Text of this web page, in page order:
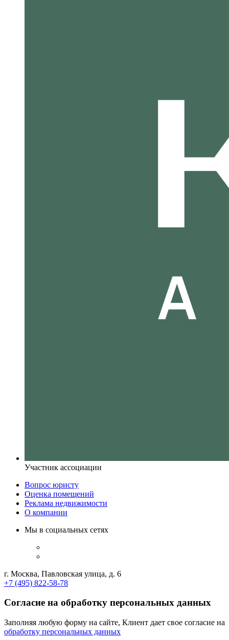
Участник ассоциации
Вопрос юристу
Оценка помещений
Реклама недвижимости
О компании
Мы в социальных сетях
г. Москва, Павловская улица, д. 6
+7 (495) 822-58-78
Согласие на обработку персональных данных
Заполняя любую форму на сайте, Клиент дает свое согласие на
обработку персональных данных